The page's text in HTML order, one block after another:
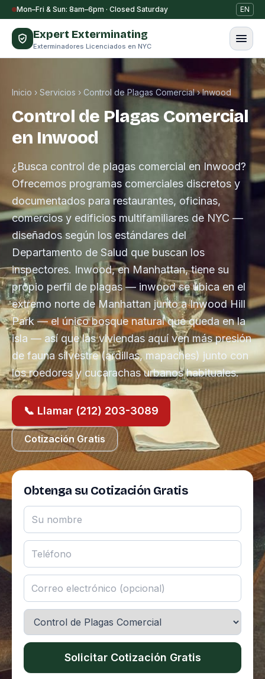
Saltar al contenido
Mon–Fri & Sun: 8am–6pm · Closed Saturday EN
Expert Exterminating
Exterminadores Licenciados en NYC
Inicio › Servicios › Control de Plagas Comercial›Inwood
Control de Plagas Comercial
en Inwood
¿Busca control de plagas comercial en Inwood?
Ofrecemos programas comerciales discretos y
documentados para restaurantes, oficinas,
comercios y edificios multifamiliares de NYC —
diseñados según los estándares del
Departamento de Salud que buscan los
inspectores. Inwood, en Manhattan, tiene su
propio perfil de plagas — inwood se ubica en el
extremo norte de Manhattan junto a Inwood Hill
Park — el único bosque natural que queda en la
isla — así que las viviendas aquí ven más presión
de fauna silvestre (ardillas, mapaches) junto con
los roedores y cucarachas urbanos habituales.
📞 Llamar (212) 203-3089
Cotización Gratis
Obtenga su Cotización Gratis
Solicitar Cotización Gratis